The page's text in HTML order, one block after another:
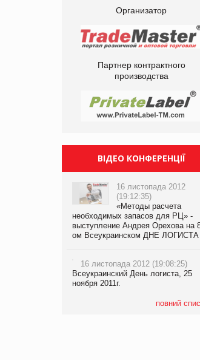
Организатор
Партнер контрактного
производства
ВІДЕО КОНФЕРЕНЦІЇ
16 листопада 2012
(19:12:35)
«Методы расчета
необходимых запасов для РЦ» -
выступление Андрея Орехова на
ом Всеукраинском ДНЕ ЛОГИСТА
16 листопада 2012 (19:08:25)
Всеукраинский День логиста, 25
ноября 2011г.
повний